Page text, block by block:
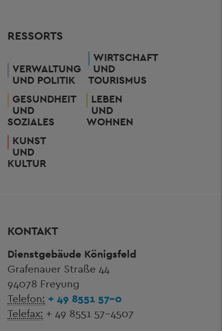
RESSORTS
VERWALTUNG
UND POLITIK
WIRTSCHAFT
UND
TOURISMUS
GESUNDHEIT
UND
SOZIALES
LEBEN
UND
WOHNEN
KUNST
UND
KULTUR
KONTAKT
Dienstgebäude Königsfeld
Grafenauer Straße 44
94078 Freyung
Telefon: + 49 8551 57-0
Telefax: + 49 8551 57-4507